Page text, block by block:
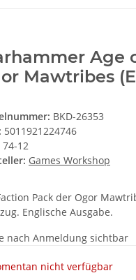
Age
Mawtribes
BKD-26353
5011921224746
74-12
Games Workshop
Pack der Ogor
Englische Ausgabe.
nach Anmeldung sichtbar
nicht verfügbar